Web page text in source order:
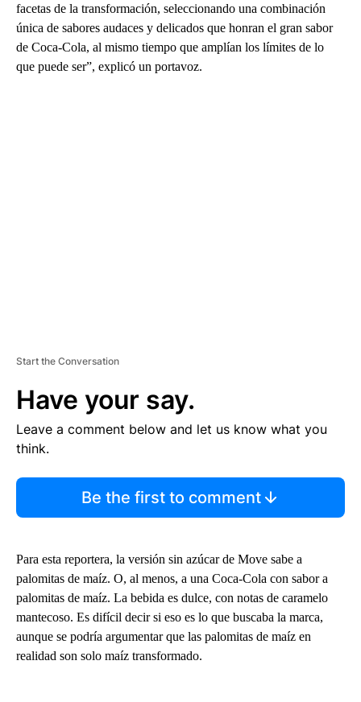
facetas de la transformación, seleccionando una combinación
única de sabores audaces y delicados que honran el gran sabor
de Coca-Cola, al mismo tiempo que amplían los límites de lo
que puede ser”, explicó un portavoz.
Start the Conversation
Have your say.
Leave a comment below and let us know what you
think.
Be the first to comment
Para esta reportera, la versión sin azúcar de Move sabe a
palomitas de maíz. O, al menos, a una Coca-Cola con sabor a
palomitas de maíz. La bebida es dulce, con notas de caramelo
mantecoso. Es difícil decir si eso es lo que buscaba la marca,
aunque se podría argumentar que las palomitas de maíz en
realidad son solo maíz transformado.